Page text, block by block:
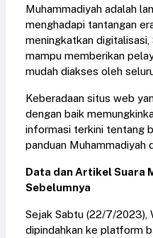
Muhammadiyah adalah
menghadapi tantangan
meningkatkan digitalisasi,
mampu memberikan
mudah diakses oleh
Keberadaan situs web
dengan baik
informasi terkini tentang
panduan Muhammadiyah
Data dan Artikel Suara
Sebelumnya
Sejak Sabtu (22/7/2023),
dipindahkan ke platform